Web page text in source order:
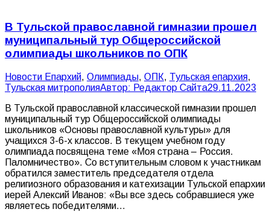
В Тульской православной гимназии прошел
муниципальный тур Общероссийской
олимпиады школьников по ОПК
Новости Епархий, Олимпиады, ОПК, Тульская епархия,
Тульская митрополияАвтор: Редактор Сайта29.11.2023
В Тульской православной классической гимназии прошел
муниципальный тур Общероссийской олимпиады
школьников «Основы православной культуры» для
учащихся 3-6-х классов. В текущем учебном году
олимпиада посвящена теме «Моя страна – Россия.
Паломничество». Со вступительным словом к участникам
обратился заместитель председателя отдела
религиозного образования и катехизации Тульской епархии
иерей Алексий Иванов: «Вы все здесь собравшиеся уже
являетесь победителями…